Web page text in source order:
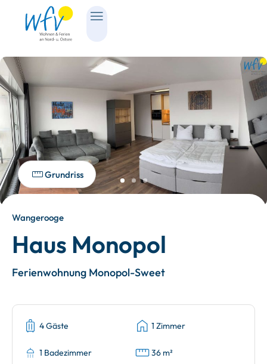
Grundriss
Wangerooge
Haus Monopol
Ferienwohnung Monopol-Sweet
4 Gäste 1 Zimmer
1 Badezimmer 36 m²